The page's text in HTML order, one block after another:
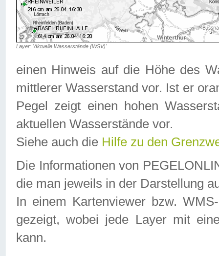
Layer: 'Aktuelle Wasserstände (WSV)'
einen Hinweis auf die Höhe des
mittlerer Wasserstand vor. Ist er
Pegel zeigt einen hohen
aktuellen Wasserstände vor.
Siehe auch die Hilfe zu den
Die Informationen von
die man jeweils in der Darstellung
In einem Kartenviewer bzw.
gezeigt, wobei jede Layer mit
kann.